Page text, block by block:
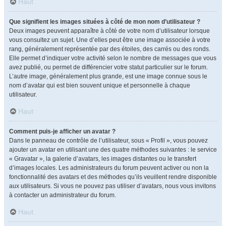
Que signifient les images situées à côté de mon nom d’utilisateur ?
Deux images peuvent apparaître à côté de votre nom d’utilisateur lorsque
vous consultez un sujet. Une d’elles peut être une image associée à votre
rang, généralement représentée par des étoiles, des carrés ou des ronds.
Elle permet d’indiquer votre activité selon le nombre de messages que vous
avez publié, ou permet de différencier votre statut particulier sur le forum.
L’autre image, généralement plus grande, est une image connue sous le
nom d’avatar qui est bien souvent unique et personnelle à chaque
utilisateur.
Haut
Comment puis-je afficher un avatar ?
Dans le panneau de contrôle de l’utilisateur, sous « Profil », vous pouvez
ajouter un avatar en utilisant une des quatre méthodes suivantes : le service
« Gravatar », la galerie d’avatars, les images distantes ou le transfert
d’images locales. Les administrateurs du forum peuvent activer ou non la
fonctionnalité des avatars et des méthodes qu’ils veuillent rendre disponible
aux utilisateurs. Si vous ne pouvez pas utiliser d’avatars, nous vous invitons
à contacter un administrateur du forum.
Haut